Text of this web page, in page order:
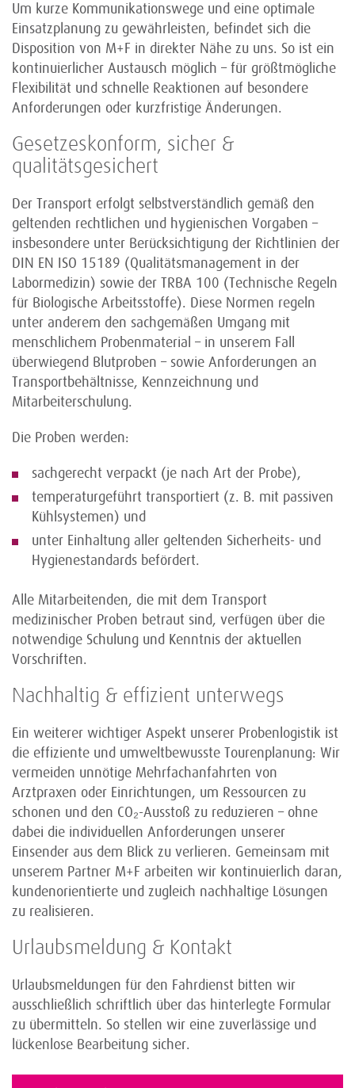
Um kurze Kommunikationswege und eine optimale
Einsatzplanung zu gewährleisten, befindet sich die
Disposition von M+F in direkter Nähe zu uns. So ist ein
kontinuierlicher Austausch möglich – für größtmögliche
Flexibilität und schnelle Reaktionen auf besondere
Anforderungen oder kurzfristige Änderungen.
Gesetzeskonform, sicher &
qualitätsgesichert
Der Transport erfolgt selbstverständlich gemäß den
geltenden rechtlichen und hygienischen Vorgaben –
insbesondere unter Berücksichtigung der Richtlinien der
DIN EN ISO 15189 (Qualitätsmanagement in der
Labormedizin) sowie der TRBA 100 (Technische Regeln
für Biologische Arbeitsstoffe). Diese Normen regeln
unter anderem den sachgemäßen Umgang mit
menschlichem Probenmaterial – in unserem Fall
überwiegend Blutproben – sowie Anforderungen an
Transportbehältnisse, Kennzeichnung und
Mitarbeiterschulung.
Die Proben werden:
sachgerecht verpackt (je nach Art der Probe),
temperaturgeführt transportiert (z. B. mit passiven
Kühlsystemen) und
unter Einhaltung aller geltenden Sicherheits- und
Hygienestandards befördert.
Alle Mitarbeitenden, die mit dem Transport
medizinischer Proben betraut sind, verfügen über die
notwendige Schulung und Kenntnis der aktuellen
Vorschriften.
Nachhaltig & effizient unterwegs
Ein weiterer wichtiger Aspekt unserer Probenlogistik ist
die effiziente und umweltbewusste Tourenplanung: Wir
vermeiden unnötige Mehrfachanfahrten von
Arztpraxen oder Einrichtungen, um Ressourcen zu
schonen und den CO₂-Ausstoß zu reduzieren – ohne
dabei die individuellen Anforderungen unserer
Einsender aus dem Blick zu verlieren. Gemeinsam mit
unserem Partner M+F arbeiten wir kontinuierlich daran,
kundenorientierte und zugleich nachhaltige Lösungen
zu realisieren.
Urlaubsmeldung & Kontakt
Urlaubsmeldungen für den Fahrdienst bitten wir
ausschließlich schriftlich über das hinterlegte Formular
zu übermitteln. So stellen wir eine zuverlässige und
lückenlose Bearbeitung sicher.